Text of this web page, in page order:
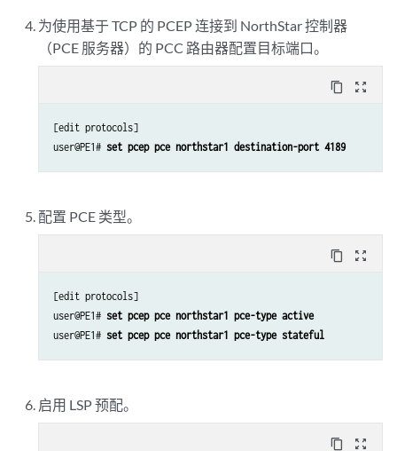
为使用基于 TCP 的 PCEP 连接到 NorthStar 控制器
（PCE 服务器）的 PCC 路由器配置目标端口。
content_copy zoom_out_map
[edit protocols]
user@PE1# set pcep pce northstar1 destination-port 4189
配置 PCE 类型。
content_copy zoom_out_map
[edit protocols]
user@PE1# set pcep pce northstar1 pce-type active
user@PE1# set pcep pce northstar1 pce-type stateful
启用 LSP 预配。
content_copy zoom_out_map